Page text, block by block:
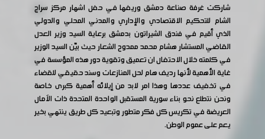
شاركت غرفة صناعة دمشق وريفها في حفل اشهار مركز سراج
الشام للتحكيم الاقتصادي والإداري والمدني المحلي والدولي
الذي أقيم في فندق الشيراتون بدمشق برعاية السيد وزير العدل
القاضي المستشار هشام محمد ممدوح الشعار حيث بيّن السيد الوزير
في كلمته خلال الاحتفال ان تعميق وتقوية دور هذه المؤسسة في
غاية الأهمية لأنها رديف هام لحل المنازعات وسند حقيقي للقضاء
في تخفيف عددها وهذا امر لابد من إيلائه أهمية كبرى خاصة
ونحن نتطلع نحو بناء سورية المستقبل الواحدة المتحدة ذات الآمال
العريضة في تكريس كل فكر متطور وتبعيد كل طريق ينتهي بخير
يعم على عموم الوطن.